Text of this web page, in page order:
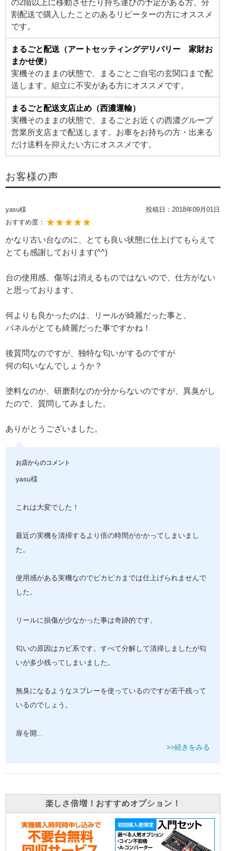
の2階以上に移動させたり持ち運びの予定がある方、分
割配送で購入したことのあるリピーターの方にオススメ
です。
まるごと配送（アートセッティングデリバリー 家財お
まかせ便）
実機そのままの状態で、まるごとご自宅の玄関口まで配
送します。組立に不安がある方にオススメです。
まるごと配送支店止め（西濃運輸）
実機そのままの状態で、まるごとお近くの西濃グループ
営業所支店まで配送します。お車をお持ちの方・出来る
だけ送料を抑えたい方にオススメです。
お客様の声
yasu様 投稿日：2018年09月01日
おすすめ度：
かなり古い台なのに、とても良い状態に仕上げてもらえて
とても感謝しております(^^)
台の使用感、傷等は消えるものではないので、仕方がない
と思っております。
何よりも良かったのは、リールが綺麗だった事と、
パネルがとても綺麗だった事ですかね！
後質問なのですが、独特な匂いがするのですが
何の匂いなんでしょうか？
塗料なのか、研磨剤なのか分からないのですが、異臭がし
たので、質問してみました。
ありがとうございました。
お店からのコメント
yasu様
これは大変でした！
最近の実機を清掃するより倍の時間がかかってしまいまし
た。
使用感がある実機なのでピカピカまでは仕上げられませんで
した。
リールに損傷が少なかった事は奇跡的です。
匂いの原因はカビ系です。すべて分解して清掃しましたが匂
いが多少残ってしまいました。
無臭になるようなスプレーを使っているのですが若干残って
いるのでしょう。
扉を開 ...
>>続きをみる
楽しさ倍増！おすすめオプション！